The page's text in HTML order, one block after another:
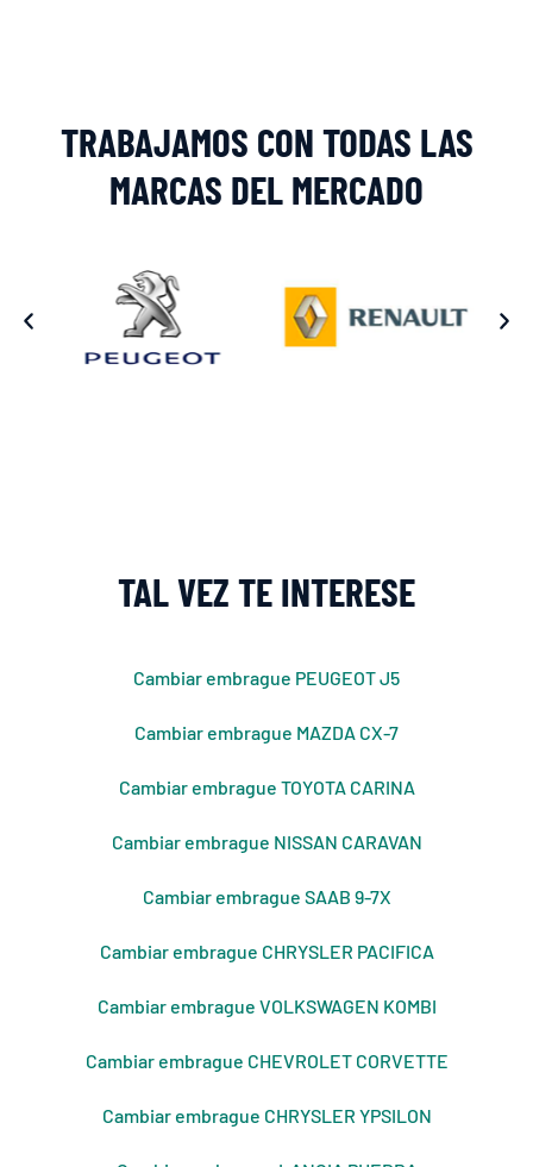
TRABAJAMOS CON TODAS LAS
MARCAS DEL MERCADO
TAL VEZ TE INTERESE
Cambiar embrague PEUGEOT J5
Cambiar embrague MAZDA CX-7
Cambiar embrague TOYOTA CARINA
Cambiar embrague NISSAN CARAVAN
Cambiar embrague SAAB 9-7X
Cambiar embrague CHRYSLER PACIFICA
Cambiar embrague VOLKSWAGEN KOMBI
Cambiar embrague CHEVROLET CORVETTE
Cambiar embrague CHRYSLER YPSILON